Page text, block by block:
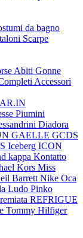
da bagno
Scarpe
Abiti Gonne
Accessori
AR.IN
Piumini
Diadora
GAELLE GCDS
Iceberg ICON
kappa Kontatto
Kors Miss
Barrett Nike Oca
Ludo Pinko
REFRIGUE
Tommy Hilfiger